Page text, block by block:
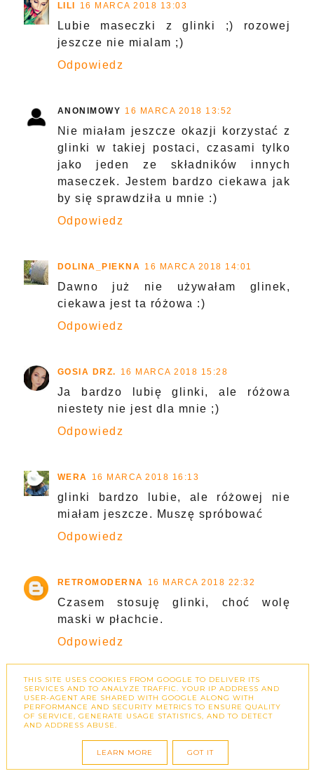
LILI 16 MARCA 2018 13:03
Lubie maseczki z glinki ;) rozowej
jeszcze nie mialam ;)
Odpowiedz
ANONIMOWY 16 MARCA 2018 13:52
Nie miałam jeszcze okazji korzystać z
glinki w takiej postaci, czasami tylko
jako jeden ze składników innych
maseczek. Jestem bardzo ciekawa jak
by się sprawdziła u mnie :)
Odpowiedz
DOLINA_PIEKNA 16 MARCA 2018 14:01
Dawno już nie używałam glinek,
ciekawa jest ta różowa :)
Odpowiedz
GOSIA DRZ. 16 MARCA 2018 15:28
Ja bardzo lubię glinki, ale różowa
niestety nie jest dla mnie ;)
Odpowiedz
WERA 16 MARCA 2018 16:13
glinki bardzo lubie, ale różowej nie
miałam jeszcze. Muszę spróbować
Odpowiedz
RETROMODERNA 16 MARCA 2018 22:32
Czasem stosuję glinki, choć wolę
maski w płachcie.
Odpowiedz
MATKA-TESTERKA 16 MARCA 2018 22:56
U mnie najlepiej sprawdza się biała
glinka :)
THIS SITE USES COOKIES FROM GOOGLE TO DELIVER ITS
SERVICES AND TO ANALYZE TRAFFIC. YOUR IP ADDRESS AND
USER-AGENT ARE SHARED WITH GOOGLE ALONG WITH
PERFORMANCE AND SECURITY METRICS TO ENSURE QUALITY
OF SERVICE, GENERATE USAGE STATISTICS, AND TO DETECT
AND ADDRESS ABUSE.
LEARN MORE GOT IT